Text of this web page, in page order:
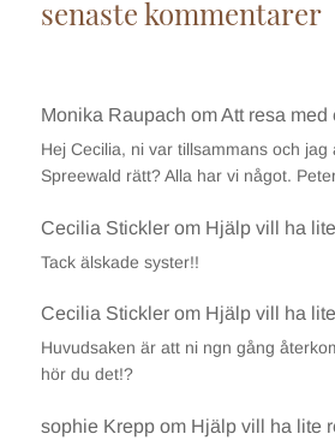
senaste kommentarer
Monika Raupach omAtt resa med
Hej Cecilia, ni var tillsammans och jag
Spreewald rätt? Alla har vi något.
Cecilia Sticklerom Hjälp vill ha
Tack älskade syster!!
Cecilia Sticklerom Hjälp vill ha
Huvudsaken är att ni ngn gång
hör du det!?
sophie Kreppom Hjälp vill ha lite